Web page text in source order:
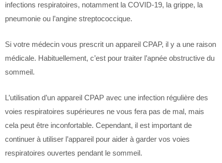
infections respiratoires, notamment la COVID-19, la grippe, la
pneumonie ou l’angine streptococcique.
Si votre médecin vous prescrit un appareil CPAP, il y a une raison
médicale. Habituellement, c’est pour traiter l’apnée obstructive du
sommeil.
L’utilisation d’un appareil CPAP avec une infection régulière des
voies respiratoires supérieures ne vous fera pas de mal, mais
cela peut être inconfortable. Cependant, il est important de
continuer à utiliser l’appareil pour aider à garder vos voies
respiratoires ouvertes pendant le sommeil.